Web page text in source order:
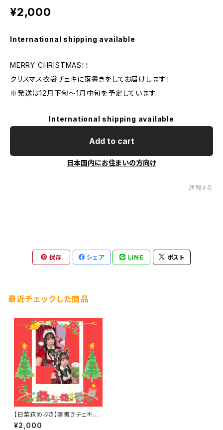
¥2,000
International shipping available
MERRY CHRISTMAS！！
クリスマス衣裳チェキに落書きをしてお届けします！
※発送は12月下旬～1月中旬を予定しています
International shipping available
Add to cart
日本国内にお住まいの方向け
通報する
保存 シェア LINE ポスト
最近チェックした商品
【日菜森めぶき】落書きチェキ～
クリスマス2025～
¥2,000